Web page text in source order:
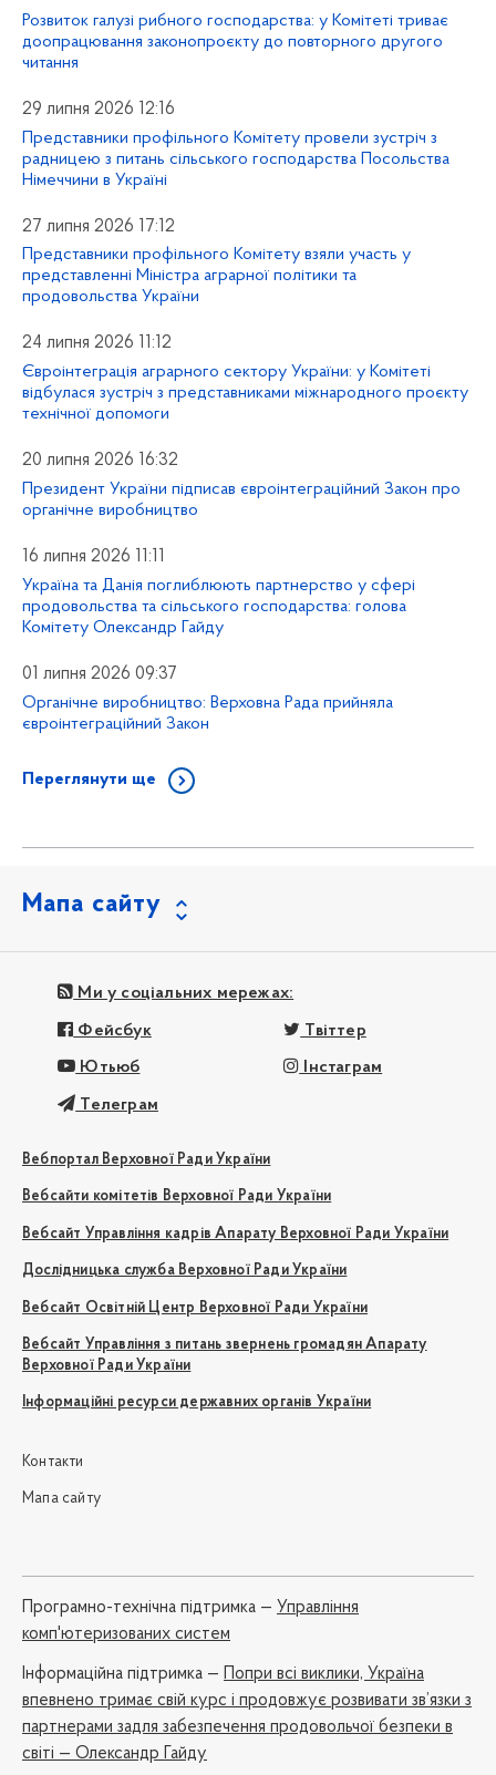
Розвиток галузі рибного господарства: у Комітеті триває
доопрацювання законопроєкту до повторного другого
читання
29 липня 2026 12:16
Представники профільного Комітету провели зустріч з
радницею з питань сільського господарства Посольства
Німеччини в Україні
27 липня 2026 17:12
Представники профільного Комітету взяли участь у
представленні Міністра аграрної політики та
продовольства України
24 липня 2026 11:12
Євроінтеграція аграрного сектору України: у Комітеті
відбулася зустріч з представниками міжнародного проєкту
технічної допомоги
20 липня 2026 16:32
Президент України підписав євроінтеграційний Закон про
органічне виробництво
16 липня 2026 11:11
Україна та Данія поглиблюють партнерство у сфері
продовольства та сільського господарства: голова
Комітету Олександр Гайду
01 липня 2026 09:37
Органічне виробництво: Верховна Рада прийняла
євроінтеграційний Закон
Переглянути ще
Мапа сайту
Ми у соціальних мережах:
Фейсбук Твіттер
Ютьюб Інстаграм
Телеграм
Вебпортал Верховної Ради України
Вебсайти комітетів Верховної Ради України
Вебсайт Управління кадрів Апарату Верховної Ради України
Дослідницька служба Верховної Ради України
Вебсайт Освітній Центр Верховної Ради України
Вебсайт Управління з питань звернень громадян Апарату
Верховної Ради України
Інформаційні ресурси державних органів України
Контакти
Мапа сайту
Програмно-технічна підтримка — Управління
комп'ютеризованих систем
Iнформаційна підтримка — Попри всі виклики, Україна
впевнено тримає свій курс і продовжує розвивати зв’язки з
партнерами задля забезпечення продовольчої безпеки в
світі — Олександр Гайду